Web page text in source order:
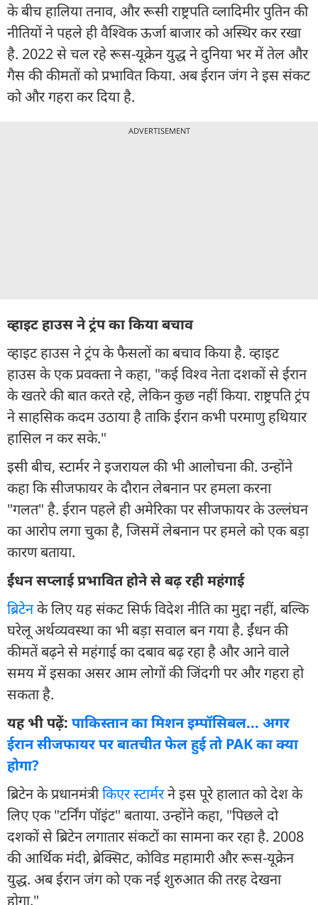
के बीच हालिया तनाव, और रूसी राष्ट्रपति व्लादिमीर पुतिन की
नीतियों ने पहले ही वैश्विक ऊर्जा बाजार को अस्थिर कर रखा
है. 2022 से चल रहे रूस-यूक्रेन युद्ध ने दुनिया भर में तेल और
गैस की कीमतों को प्रभावित किया. अब ईरान जंग ने इस संकट
को और गहरा कर दिया है.
ADVERTISEMENT
व्हाइट हाउस ने ट्रंप का किया बचाव
व्हाइट हाउस ने ट्रंप के फैसलों का बचाव किया है. व्हाइट
हाउस के एक प्रवक्ता ने कहा, "कई विश्व नेता दशकों से ईरान
के खतरे की बात करते रहे, लेकिन कुछ नहीं किया. राष्ट्रपति ट्रंप
ने साहसिक कदम उठाया है ताकि ईरान कभी परमाणु हथियार
हासिल न कर सके."
इसी बीच, स्टार्मर ने इजरायल की भी आलोचना की. उन्होंने
कहा कि सीजफायर के दौरान लेबनान पर हमला करना
"गलत" है. ईरान पहले ही अमेरिका पर सीजफायर के उल्लंघन
का आरोप लगा चुका है, जिसमें लेबनान पर हमले को एक बड़ा
कारण बताया.
ईंधन सप्लाई प्रभावित होने से बढ़ रही महंगाई
ब्रिटेनके लिए यह संकट सिर्फ विदेश नीति का मुद्दा नहीं, बल्कि
घरेलू अर्थव्यवस्था का भी बड़ा सवाल बन गया है. ईंधन की
कीमतें बढ़ने से महंगाई का दबाव बढ़ रहा है और आने वाले
समय में इसका असर आम लोगों की जिंदगी पर और गहरा हो
सकता है.
यह भी पढ़ें: पाकिस्तान का मिशन इम्पॉसिबल... अगर
ईरान सीजफायर पर बातचीत फेल हुई तो PAK का क्या
होगा?
ब्रिटेन के प्रधानमंत्रीकिएर स्टार्मरने इस पूरे हालात को देश के
लिए एक "टर्निंग पॉइंट" बताया. उन्होंने कहा, "पिछले दो
दशकों से ब्रिटेन लगातार संकटों का सामना कर रहा है. 2008
की आर्थिक मंदी, ब्रेक्सिट, कोविड महामारी और रूस-यूक्रेन
युद्ध. अब ईरान जंग को एक नई शुरुआत की तरह देखना
होगा."